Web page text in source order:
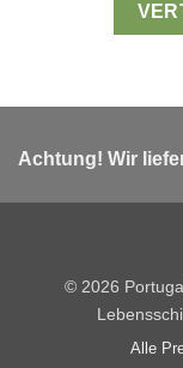
Achtung! Wir
© 2026
Alle